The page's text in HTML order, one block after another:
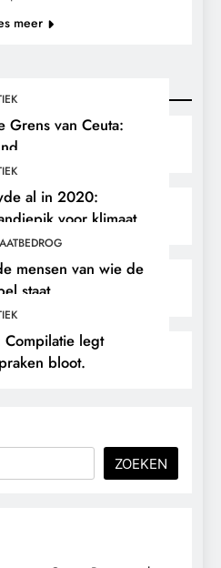
Grens van Ceuta:
al in 2020:
voor klimaat
mensen van wie de
staat,
Compilatie legt
bloot.
meer
ZOEKEN